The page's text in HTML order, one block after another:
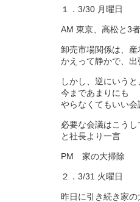
１．3/30 月曜日
AM 東京、高松と3
卸売市場関係は、産
かえって静かで、
しかし、逆にいう
今まであまりにも
やらなくてもいい会
必要な会議はこう
と社長より一言
PM 家の大掃除
２．3/31 火曜日
昨日に引き続き家の